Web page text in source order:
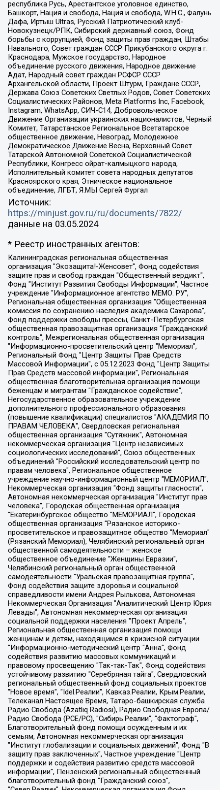
республика Русь, Арестантское уголовное единство,
Башкорт, Нация и свобода, Нация и свобода, W.H.С., Фалунь
Дафа, Иртыш Ultras, Русский Патриотический клуб-
Новокузнецк/РПК, Сибирский державный союз, Фонд
борьбы с коррупцией, Фонд защиты прав граждан, Штабы
Навального, Совет граждан СССР Прикубанского округа г.
Краснодара, Мужское государство, Народное
объединение русского движения, Народное движение
Адат, Народный совет граждан РСФСР СССР
Архангельской области, Проект Штурм, Граждане СССР,
Держава Союз Советских Светлых Родов, Совет Советских
Социалистических Районов, Meta Platforms Inc, Facebook,
Instagram, WhatsApp, СИЧ-С14, Добровольческое
Движение Организации украинских националистов, Черный
Комитет, Татарстанское Региональное Всетатарское
общественное движение, Невоград, Молодежное
Демократическое Движение Весна, Верховный Совет
Татарской Автономной Советской Социалистической
Республики, Конгресс ойрат-калмыцкого народа,
Исполнительный комитет совета народных депутатов
Красноярского края, Этническое национальное
объединение, ЛГБТ, Я.МЫ Сергей Фургал
Источник:
https://minjust.gov.ru/ru/documents/7822/
данные на 03.05.2024
* Реестр иностранных агентов:
Калининградская региональная общественная организация "Экозащита!-Женсовет", Фонд содействия защите прав и свобод граждан "Общественный вердикт", Фонд "Институт Развития Свободы Информации", Частное учреждение "Информационное агентство МЕМО. РУ", Региональная общественная организация "Общественная комиссия по сохранению наследия академика Сахарова", Фонд поддержки свободы прессы, Санкт-Петербургская общественная правозащитная организация "Гражданский контроль", Межрегиональная общественная организация "Информационно-просветительский центр "Мемориал", Региональный Фонд "Центр Защиты Прав Средств Массовой Информации", с 05.12.2023 Фонд "Центр Защиты Прав Средств массовой информации", Региональная общественная благотворительная организация помощи беженцам и мигрантам "Гражданское содействие", Негосударственное образовательное учреждение дополнительного профессионального образования (повышение квалификации) специалистов "АКАДЕМИЯ ПО ПРАВАМ ЧЕЛОВЕКА", Свердловская региональная общественная организация "Сутяжник", Автономная некоммерческая организация "Центр независимых социологических исследований", Союз общественных объединений "Российский исследовательский центр по правам человека", Региональное общественное учреждение научно-информационный центр "МЕМОРИАЛ", Некоммерческая организация "Фонд защиты гласности", Автономная некоммерческая организация "Институт прав человека", Городская общественная организация "Екатеринбургское общество "МЕМОРИАЛ", Городская общественная организация "Рязанское историко-просветительское и правозащитное общество "Мемориал" (Рязанский Мемориал), Челябинский региональный орган общественной самодеятельности – женское общественное объединение "Женщины Евразии", Челябинский региональный орган общественной самодеятельности "Уральская правозащитная группа", Фонд содействия защите здоровья и социальной справедливости имени Андрея Рылькова, Автономная Некоммерческая Организация "Аналитический Центр Юрия Левады", Автономная некоммерческая организация социальной поддержки населения "Проект Апрель", Региональная общественная организация помощи женщинам и детям, находящимся в кризисной ситуации "Информационно-методический центр "Анна", Фонд содействия развитию массовых коммуникаций и правовому просвещению "Так-так-Так", Фонд содействия устойчивому развитию "Серебряная тайга", Свердловский региональный общественный фонд социальных проектов "Новое время", "Idel.Реалии", Кавказ.Реалии, Крым.Реалии, Телеканал Настоящее Время, Татаро-башкирская служба Радио Свобода (Azatliq Radiosi), Радио Свободная Европа/Радио Свобода (PCE/PC), "Сибирь.Реалии", "Фактограф", Благотворительный фонд помощи осужденным и их семьям, Автономная некоммерческая организация "Институт глобализации и социальных движений", Фонд "В защиту прав заключенных", Частное учреждение "Центр поддержки и содействия развитию средств массовой информации", Пензенский региональный общественный благотворительный фонд "Гражданский союз", "Север.Реалии", Некоммерческая организация Фонд "Правовая инициатива", Общество с ограниченной ответственностью "Радио Свободная Европа/Радио Свобода", Чешское информационное агентство "MEDIUM-ORIENT", Красноярская региональная общественная организация "Мы против СПИДа", Камалягин Денис Николаевич, Маркелов Сергей Евгеньевич, Пономарев Лев Александрович, Савицкая Людмила Алексеевна, Автономная некоммерческая организация "Центр по работе с проблемой насилия "НАСИЛИЮ.НЕТ", Межрегиональный профессиональный союз работников здравоохранения "Альянс врачей", Юридическое лицо, зарегистрированное в Латвийской Республике, SIA "Medusa Project" (регистрационный номер 40103797863, дата регистрации 10.06.2014), Некоммерческая организация "Фонд по борьбе с коррупцией", Автономная некоммерческая организация "Институт права и публичной политики", Баданин Роман Сергеевич, Гликин Максим Александрович, Железнова Мария Михайловна, Лукьянова Юлия Сергеевна, Маетная Елизавета Витальевна, Маняхин Петр Борисович, Чуракова Ольга Владимировна, Ярош Юлия Петровна, Юридическое лицо "The Insider SIA", зарегистрированное в Риге, Латвийская Республика (дата регистрации 26.06.2015), являющееся администратором доменного имени интернет-издания "The Insider SIA", https://theins.ru, Постернак Алексей Евгеньевич, Рубин Михаил Аркадьевич, Анин Роман Александрович, Юридическое лицо Istories fonds, зарегистрированное в Латвийской Республике (регистрационный номер 50008295751, дата регистрации 24.02.2020), Великовский Дмитрий Александрович, Долинина Ирина Николаевна, Мароховская Алеся Алексеевна, Шлейнов Роман Юрьевич, Шмагун Олеся Валентиновна, Общество с ограниченной ответственностью "Альтаир 2021", Общество с ограниченной ответственностью "Вега 2021", Общество с ограниченной ответственностью "Главный редактор 2021", Общество с ограниченной ответственностью "Ромашки монолит", Важенков Артем Валерьевич, Ивановская областная общественная организация "Центр гендерных исследований", Гурман Юрий Альбертович, Медиапроект "ОВД-Инфо", Егоров Владимир Владимирович, Жилинский Владимир Александрович, Общество с ограниченной ответственностью "ЗП", Иванова София Юрьевна, Карезина Инна Павловна, Кильтау Екатерина Викторовна, Петров Алексей Викторович, Пискунов Сергей Евгеньевич, Смирнов Сергей Сергеевич, Тихонов Михаил Сергеевич, Общество с ограниченной ответственностью "ЖУРНАЛИСТ-ИНОСТРАННЫЙ АГЕНТ", Арапова Галина Юрьевна, Вольтская Татьяна Анатольевна, Американская компания "Mason G.E.S. Anonymous Foundation" (США), являющаяся владельцем интернет-издания https://mnews.world/, Компания "Stichting Bellingcat", зарегистрированная в Нидерландах (дата регистрации 11.07.2018), Захаров Андрей Вячеславович, Клепиковская Екатерина Дмитриевна, Общество с ограниченной ответственностью "МЕМО", Перл Роман Александрович, Симонов Евгений Алексеевич, Соловьева Елена Анатольевна, Сотников Даниил Владимирович, Сурначева Елизавета Дмитриевна, Автономная некоммерческая организация по защите прав человека и информированию населения "Якутия – Наше Мнение", Общество с ограниченной ответственностью "Москоу диджитал медиа", с 26.01.2023 Общество с ограниченной ответственностью "Чайка Белые сады", Ветошкина Валерия Валерьевна, Заговора Максим Александрович, Межрегиональное общественное движение "Российская ЛГБТ - сеть", Оленичев Максим Владимирович, Павлов Иван Юрьевич, Скворцова Елена Сергеевна, Общество с ограниченной ответственностью "Как бы инагент", Кочетков Игорь Викторович, Общество с ограниченной ответственностью "Честные выборы", Еланчик Олег Александрович, Общество с ограниченной ответственностью "Нобелевский призыв", Гималова Регина Эмилевна, Григорьев Андрей Валерьевич, Григорьева Алина Александровна, Ассоциация по содействию защите прав призывников, альтернативнослужащих и военнослужащих "Правозащитная группа "Гражданин.Армия.Право", Хисамова Регина Фаритовна, Автономная некоммерческая организация по реализации социально-правовых программ "Лилит", Дальневосточное общественное движение "Маяк", Санкт-Петербургская ЛГБТ-инициативная группа "Выход", Инициативная группа ЛГБТ+ "Реверс", Алексеев Андрей Викторович, Бекбулатова Таисия Львовна, Беляев Иван Михайлович, Владыкина Елена Сергеевна, Гельман Марат Александрович, Никульшина Вероника Юрьевна, Толоконникова Надежда Андреевна, Шендерович Виктор Анатольевич, Общество с ограниченной ответственностью "Данное сообщение", Общество с ограниченной ответственностью Издательский дом "Новая глава", Айнбиндер Александра Александровна, Московский комьюнити-центр для ЛГБТ+инициатив, Благотворительный фонд развития филантропии, Deutsche Welle (Германия, Kurt-Schumacher-Strasse 3, 53113 Bonn), Борзунова Мария Михайловна, Воробьев Виктор Викторович, Голубева Анна Львовна, Константинова Алла Михайловна, Малкова Ирина Владимировна, Мурадов Мурад Абдулгалимович, Осетинская Елизавета Николаевна, Понасенков Евгений Николаевич, Ганапольский Матвей Юрьевич, Киселев Евгений Алексеевич, Борухович Ирина Григорьевна, Дремин Иван Тимофеевич, Дубровский Дмитрий Викторович, Красноярская региональная общественная организация поддержки и развития альтернативных образовательных технологий и межкультурных коммуникаций "ИНТЕРРА", Маяковская Екатерина Алексеевна, Фейгин Марк Захарович, Филимонов Андрей Викторович, Дзугкоева Регина Николаевна, Доброхотов Роман Александрович, Дудь Юрий Александрович, Елкин Сергей Владимирович, Кругликов Кирилл Игоревич, Сабунаева Мария Леонидовна, Семенов Алексей Владимирович, Шаинян Карен Багратович, Шульман Екатерина Михайловна, Асафьев Артур Валерьевич, Вахштайн Виктор Семенович, Венедиктов Алексей Алексеевич, Лушникова Екатерина Евгеньевна, Волков Леонид Михайлович, Невзоров Александр Глебович, Пархоменко Сергей Борисович, Сироткин Ярослав Николаевич, Кара-Мурза Владимир Владимирович, Баранова Наталья Владимировна, Гозман Леонид Яковлевич, Кагарлицкий Борис Юльевич, Климарев Михаил Валерьевич, Милов Владимир Станиславович, Автономная некоммерческая организация Краснодарский центр современного искусства "Типография", Моргенштерн Алишер Тагирович, Соболь Любовь Эдуардовна, Общество с ограниченной ответственностью "ЛИЗА НОРМ", Каспаров Гарри Кимович, Ходорковский Михаил Борисович, Общество с ограниченной ответственностью "Апрельские тезисы", Данилович Ирина Брониславовна, Кашин Олег Владимирович, Петров Николай Владимирович, Пивоваров Алексей Владимирович, Соколов Михаил Владимирович, Цветкова Юлия Владимировна, Чичваркин Евгений Александрович, Комитет против пыток/Команда против пыток, Общество с ограниченной ответственностью "Первый научный", Общество с ограниченной ответственностью "Вертолет и ко", Белоцерковская Вероника Борисовна, Кац Максим Евгеньевич, Лазарева Татьяна Юрьевна, Шаведдинов Руслан Табризович, Яшин Илья Валерьевич, Общество с ограниченной ответственностью "Иноагент ААВ", Алешковский Дмитрий Петрович, Альбац Евгения Марковна, Быков Дмитрий Львович, Галямина Юлия Евгеньевна, Лойко Сергей Леонидович, Мартынов Кирилл Константинович, Медведев Сергей Александрович, Крашенинников Федор Геннадиевич, Гордеева Катерина Вл